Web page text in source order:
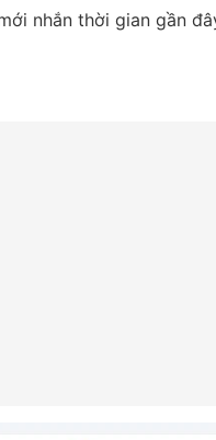
nhắn thời gian gần